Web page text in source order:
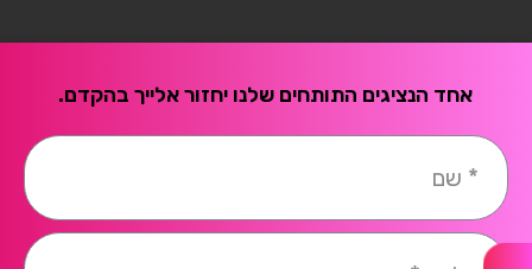
אחד הנציגים התותחים שלנו יחזור אלייך בהקדם.